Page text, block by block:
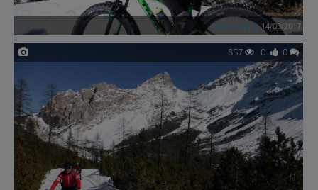
nonnocarb 14/03/2017
857 0 0